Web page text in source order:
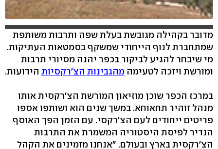
hlsjs-lite: Network error
מדובר בקהילה מגובשת בעלת שפה ותרבות משותפת
שמתחברת לנוף הייחודי שמשקף בסמטאות העתיקות.
מי שיבחר להגיע לביקור בכפר יהנה מסיורי תרבות
ומורשת ויזכה לטעימה מהגבינות הצ'רקסיות הידועות.
במרכז הכפר שוכן מוזיאון המורשת הצ'רקסית אותו
מנהל זוהיר תחאוחא. במשך שנים הוא ושותפו אספו
פריטים ייחודים לעם הצ'רקסי. עם הזמן הפך האוסף
הנדיר לפיסת היסטוריה המשמרת את התרבות
הצ'רקסית בארץ ובעולם. "אנחנו מזמינים את הקהל